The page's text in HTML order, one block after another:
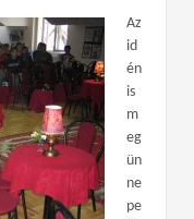
Az
id
én
is
m
eg
ün
ne
pe